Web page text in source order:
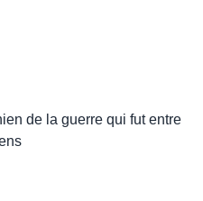
de la guerre qui fut entre